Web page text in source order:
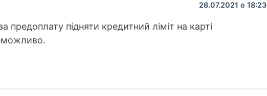
28.07.2021 о 18:23
предоплату підняти кредитний ліміт на карті